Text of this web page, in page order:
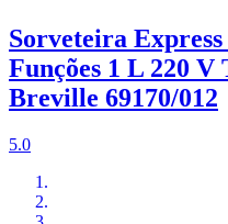
Sorveteira
Funções 1 L 220
Breville 69170/012
5.0